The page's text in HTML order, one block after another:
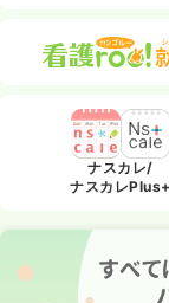
ナスカレ/
ナスカレPlus+